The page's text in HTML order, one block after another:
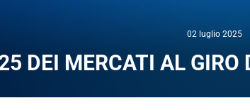
02 luglio 2025
DEI MERCATI AL GIRO